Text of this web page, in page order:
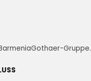
Gruppe.